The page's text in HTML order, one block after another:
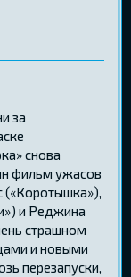
за
снова
фильм ужасов
(«Коротышка»),
и Реджина
страшном
и новыми
перезапуски,